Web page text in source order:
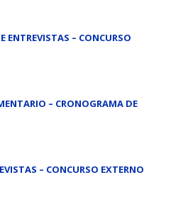
ENTREVISTAS – CONCURSO
– CRONOGRAMA DE
– CONCURSO EXTERNO